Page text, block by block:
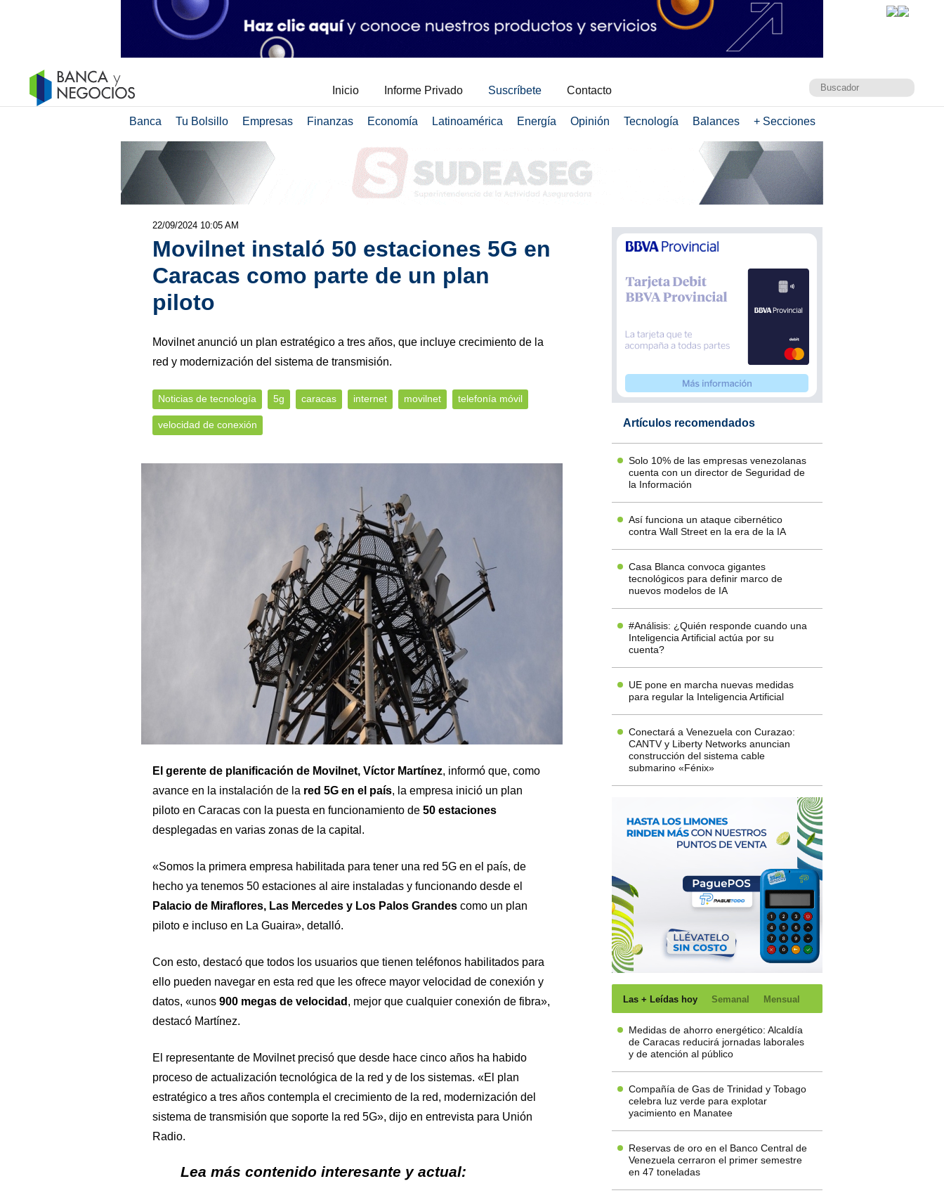
Inicio Informe Privado Suscríbete Contacto
Banca Tu Bolsillo Empresas Finanzas Economía Latinoamérica Energía Opinión Tecnología Balances + Secciones
22/09/2024 10:05 AM
Movilnet instaló 50 estaciones 5G en
Caracas como parte de un plan
piloto
Movilnet anunció un plan estratégico a tres años, que incluye crecimiento de la
red y modernización del sistema de transmisión.
Noticias de tecnología 5g caracas internet movilnet telefonía móvil
velocidad de conexión
El gerente de planificación de Movilnet, Víctor Martínez, informó que, como
avance en la instalación de la red 5G en el país, la empresa inició un plan
piloto en Caracas con la puesta en funcionamiento de 50 estaciones
desplegadas en varias zonas de la capital.
«Somos la primera empresa habilitada para tener una red 5G en el país, de
hecho ya tenemos 50 estaciones al aire instaladas y funcionando desde el
Palacio de Miraflores, Las Mercedes y Los Palos Grandescomo un plan
piloto e incluso en La Guaira», detalló.
Con esto, destacó que todos los usuarios que tienen teléfonos habilitados para
ello pueden navegar en esta red que les ofrece mayor velocidad de conexión y
datos, «unos 900 megas de velocidad , mejor que cualquier conexión de fibra»,
destacó Martínez.
El representante de Movilnet precisó que desde hace cinco años ha habido
proceso de actualización tecnológica de la red y de los sistemas. «El plan
estratégico a tres años contempla el crecimiento de la red, modernización del
sistema de transmisión que soporte la red 5G», dijo en entrevista para Unión
Radio.
Lea más contenido interesante y actual:
Artículos recomendados
Solo 10% de las empresas venezolanas
cuenta con un director de Seguridad de
la Información
Así funciona un ataque cibernético
contra Wall Street en la era de la IA
Casa Blanca convoca gigantes
tecnológicos para definir marco de
nuevos modelos de IA
#Análisis: ¿Quién responde cuando una
Inteligencia Artificial actúa por su
cuenta?
UE pone en marcha nuevas medidas
para regular la Inteligencia Artificial
Conectará a Venezuela con Curazao:
CANTV y Liberty Networks anuncian
construcción del sistema cable
submarino «Fénix»
Las + Leídas hoy Semanal Mensual
Medidas de ahorro energético: Alcaldía
de Caracas reducirá jornadas laborales
y de atención al público
Compañía de Gas de Trinidad y Tobago
celebra luz verde para explotar
yacimiento en Manatee
Reservas de oro en el Banco Central de
Venezuela cerraron el primer semestre
en 47 toneladas